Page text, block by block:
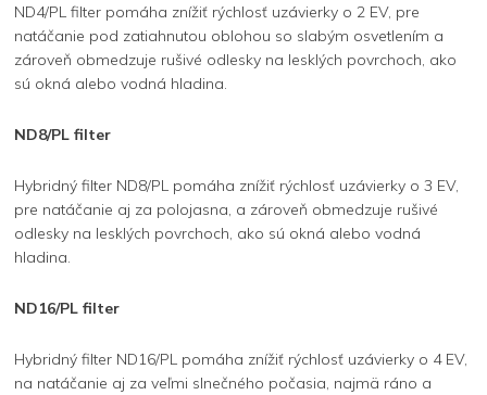
ND4/PL filter pomáha znížiť rýchlosť uzávierky o 2 EV, pre
natáčanie pod zatiahnutou oblohou so slabým osvetlením a
zároveň obmedzuje rušivé odlesky na lesklých povrchoch, ako
sú okná alebo vodná hladina.
ND8/PL filter
Hybridný filter ND8/PL pomáha znížiť rýchlosť uzávierky o 3 EV,
pre natáčanie aj za polojasna, a zároveň obmedzuje rušivé
odlesky na lesklých povrchoch, ako sú okná alebo vodná
hladina.
ND16/PL filter
Hybridný filter ND16/PL pomáha znížiť rýchlosť uzávierky o 4 EV,
na natáčanie aj za veľmi slnečného počasia, najmä ráno a